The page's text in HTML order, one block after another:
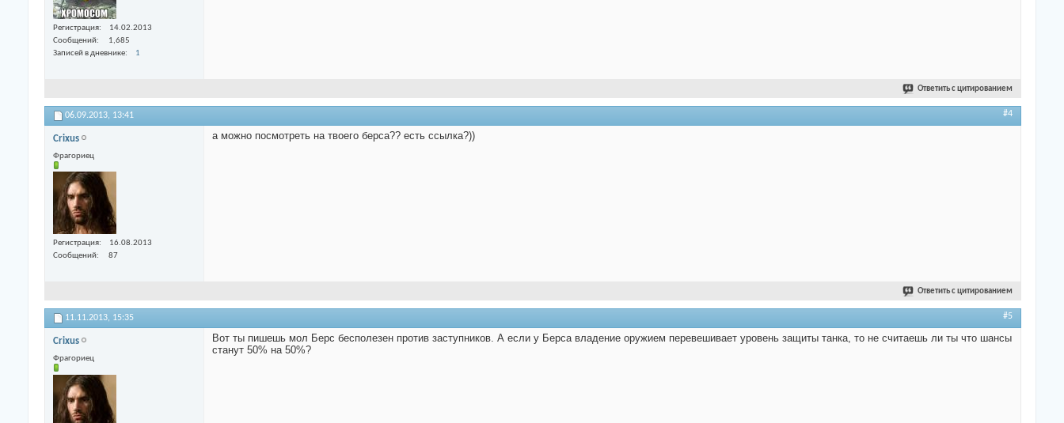
Регистрация
14.02.2013
Сообщений
1,685
Записей в дневнике
1
Ответить с цитированием
06.09.2013, 13:41 #4
Crixus
Фрагориец
Регистрация
16.08.2013
Сообщений
87
а можно посмотреть на твоего берса?? есть ссылка?))
Ответить с цитированием
11.11.2013, 15:35 #5
Crixus
Фрагориец
Вот ты пишешь мол Берс бесполезен против заступников. А если у Берса владение оружием перевешивает уровень защиты танка, то не считаешь ли ты что шансы
станут 50% на 50%?